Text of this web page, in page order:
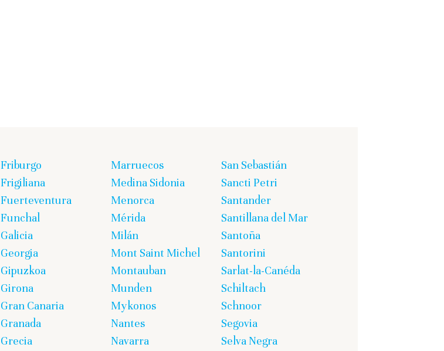
Friburgo
Frigiliana
Fuerteventura
Funchal
Galicia
Georgia
Gipuzkoa
Girona
Gran Canaria
Granada
Grecia
Marruecos
Medina Sidonia
Menorca
Mérida
Milán
Mont Saint Michel
Montauban
Munden
Mykonos
Nantes
Navarra
San Sebastián
Sancti Petri
Santander
Santillana del Mar
Santoña
Santorini
Sarlat-la-Canéda
Schiltach
Schnoor
Segovia
Selva Negra